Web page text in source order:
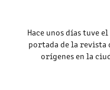
Hace unos días tuve
portada de la revista
orígenes en la